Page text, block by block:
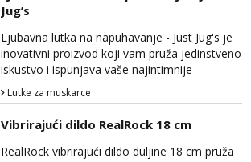
visokokvalitetnog materijala koji je nježan na
dodir i siguran za tijelo, osiguravajući
udobnost i zadovoljstvo tijekom cijelog
iskustva. Ljubav...
Jug’s
Ljubavna lutka na napuhavanje - Just Jug's je
inovativni proizvod koji vam pruža jedinstveno
iskustvo i ispunjava vaše najintimnije
fantazije. Ova realistična ljubavna lutka će vas
zadovoljiti svojom izvanrednom kvalitetom i
autentičnim dizajnom. Izrađena je od
visokokvalitetnog materijala koji je nježan na
dodir i siguran za tijelo, pružajući vam
Lutke za muskarce
Vibrirajući dildo RealRock 18 cm
RealRock vibrirajući dildo duljine 18 cm pruža